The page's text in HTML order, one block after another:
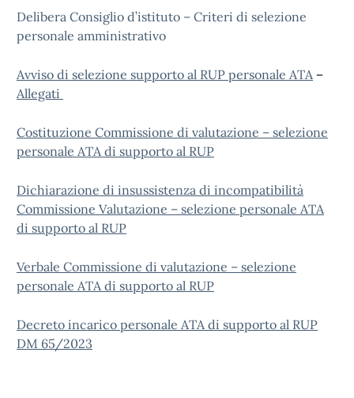
Delibera Consiglio d’istituto – Criteri di selezione
personale amministrativo
Avviso di selezione supporto al RUP personale ATA–
Allegati
Costituzione Commissione di valutazione – selezione
personale ATA di supporto al RUP
Dichiarazione di insussistenza di incompatibilità
Commissione Valutazione – selezione personale ATA
di supporto al RUP
Verbale Commissione di valutazione – selezione
personale ATA di supporto al RUP
Decreto incarico personale ATA di supporto al RUP
DM 65/2023